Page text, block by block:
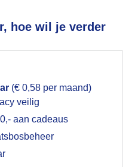
hoe wil je verder
(€ 0,58 per maand)
veilig
aan cadeaus
voor het
op hebt gegeven,
uit je browser waarin